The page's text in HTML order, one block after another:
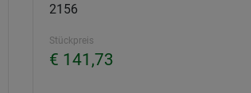
2156
Stückpreis
€ 141,73